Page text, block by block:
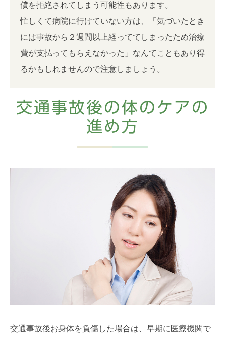
償を拒絶されてしまう可能性もあります。
忙しくて病院に行けていない方は、「気づいたとき
には事故から２週間以上経っててしまったため治療
費が支払ってもらえなかった」なんてこともあり得
るかもしれませんので注意しましょう。
交通事故後の体のケアの
進め方
交通事故後お身体を負傷した場合は、早期に医療機関で